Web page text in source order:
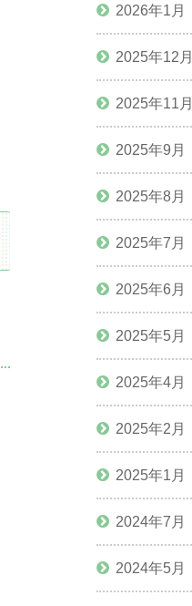
2026年1月
2025年12月
2025年11月
2025年9月
2025年8月
2025年7月
2025年6月
2025年5月
2025年4月
2025年2月
2025年1月
2024年7月
2024年5月